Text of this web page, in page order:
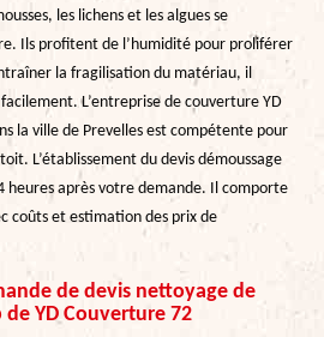
les lichens et les algues se
Ils profitent de l’humidité pour proliférer
la fragilisation du matériau, il
L’entreprise de couverture YD
la ville de Prevelles est compétente pour
L’établissement du devis démoussage
heures après votre demande. Il comporte
coûts et estimation des prix de
de devis nettoyage de
YD Couverture 72